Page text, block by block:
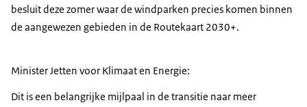
besluit deze zomer waar de windparken precies komen binnen
de aangewezen gebieden in de Routekaart 2030+.
Minister Jetten voor Klimaat en Energie:
Dit is een belangrijke mijlpaal in de transitie naar meer